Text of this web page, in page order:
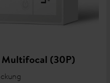
Multifocal (30P)